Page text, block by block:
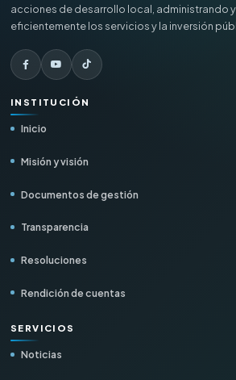
acciones de desarrollo local, administrando
eficientemente los servicios y la inversión
INSTITUCIÓN
Inicio
Misión y visión
Documentos de gestión
Transparencia
Resoluciones
Rendición de cuentas
SERVICIOS
Noticias